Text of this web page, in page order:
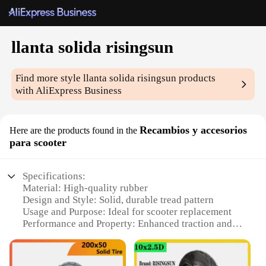
llanta solida risingsun
Find more stylellanta solida risingsun products
with AliExpress Business
Here are the products found in the Recambios y accesorios
para scooter
Specifications:
Material: High-quality rubber
Design and Style: Solid, durable tread pattern
Usage and Purpose: Ideal for scooter replacement
Performance and Property: Enhanced traction and
Shape or Size or Weight or Quantity: Standard
scooter wheel dimensions